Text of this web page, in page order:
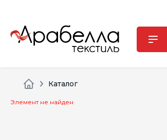
Каталог
Элемент не найден